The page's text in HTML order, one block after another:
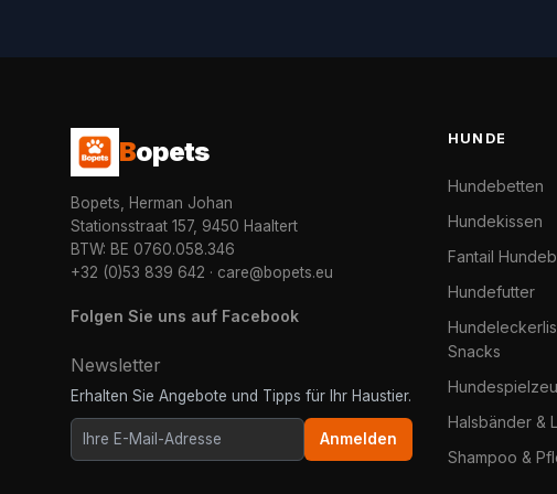
Bopets
Bopets, Herman Johan
Stationsstraat 157, 9450 Haaltert
BTW: BE 0760.058.346
+32 (0)53 839 642 · care@bopets.eu
Folgen Sie uns auf Facebook
Newsletter
Erhalten Sie Angebote und Tipps für Ihr Haustier.
Anmelden
HUNDE
Hundebetten
Hundekissen
Fantail
Hundefutter
Snacks
Halsbänder &
Shampoo &